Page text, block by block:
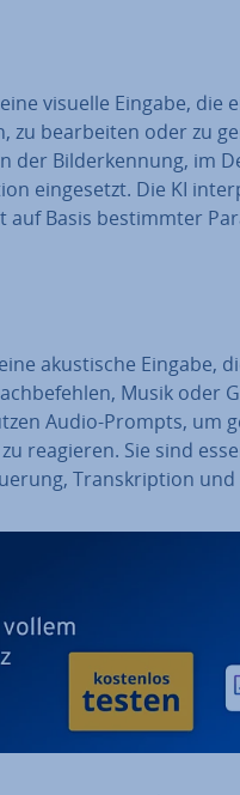
visuelle Eingabe, die
zu be­ar­bei­ten oder zu
der Bil­der­ken­nung, im
ein­ge­setzt. Die KI
auf Basis be­stimm­ter
akus­ti­sche Eingabe,
Musik oder
Audio-Prompts, um
reagieren. Sie sind
Tran­skrip­ti­on und